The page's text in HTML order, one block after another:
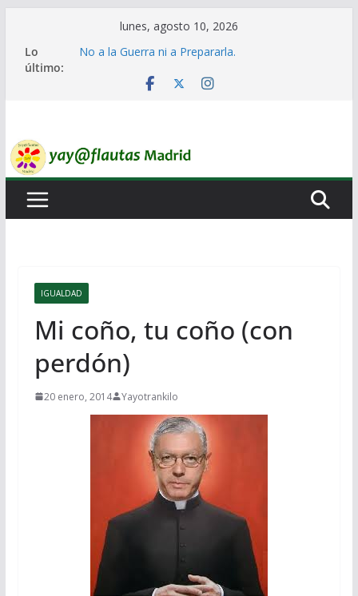
contenido
lunes, agosto 10, 2026
Lo
último:
No a la Guerra ni a Prepararla.
Ni un Euro para el Rearme. Ni un Voto para la
IGUALDAD
Mi coño, tu coño (con
perdón)
20 enero, 2014 Yayotrankilo